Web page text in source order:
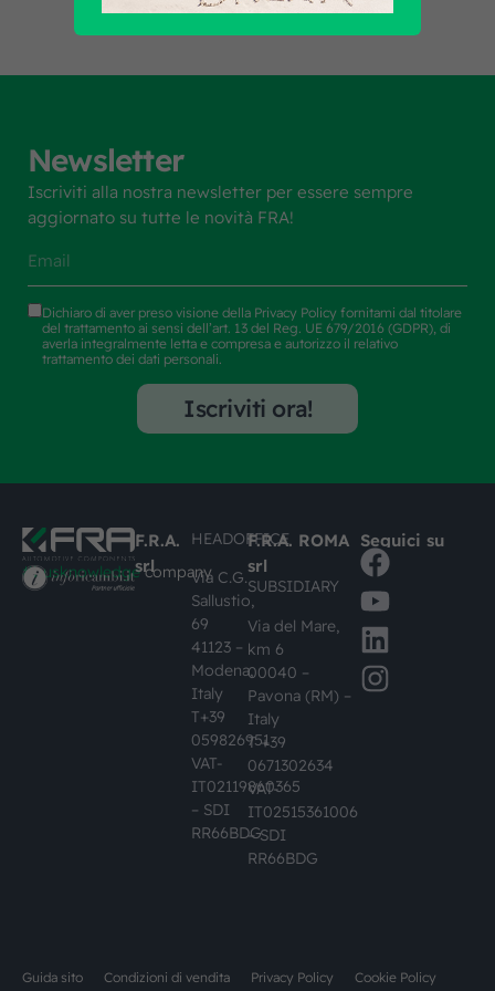
Newsletter
Iscriviti alla nostra newsletter per essere sempre
aggiornato su tutte le novità FRA!
Dichiaro di aver preso visione della Privacy Policy fornitami dal titolare
del trattamento ai sensi dell’art. 13 del Reg. UE 679/2016 (GDPR), di
averla integralmente letta e compresa e autorizzo il relativo
trattamento dei dati personali.
Iscriviti ora!
#busknowledgecompany
F.R.A.
srl
HEADOFFICE
Via C.G.
Sallustio,
69
41123 –
Modena,
Italy
T+39
059826951
VAT-
IT02119860365
– SDI
RR66BDG
F.R.A. ROMA
srl
SUBSIDIARY
Via del Mare,
km 6
00040 –
Pavona (RM) –
Italy
T +39
0671302634
VAT-
IT02515361006
– SDI
RR66BDG
Seguici su
Guida sito Condizioni di vendita Privacy Policy Cookie Policy